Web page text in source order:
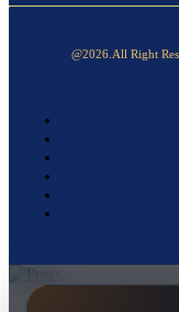
@2026.All Right